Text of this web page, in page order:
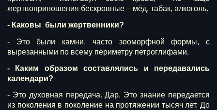
жертвоприношения бескровные – мёд, табак, алкоголь.
- Каковы были жертвенники?
- Это были камни, часто зооморфной формы, с
вырезанными по всему периметру петроглифами.
- Каким образом составлялись и передавались
календари?
- Это духовная передача. Дар. Это знание передается
из поколения в поколение на протяжении тысяч лет. До